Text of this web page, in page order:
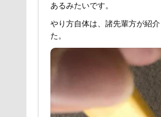
あるみたいです。
やり方自体は、諸先輩方が紹
た。